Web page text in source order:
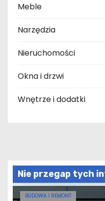
Meble
Narzędzia
Nieruchomości
Okna i drzwi
Wnętrze i dodatki
Nie przegap tych
BUDOWA I REMONT